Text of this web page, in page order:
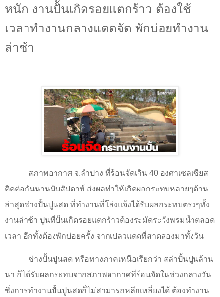
หนัก งานปั้นเกิดรอยแตกร้าว ต้องใช้
เวลาทำงานกลางแดดจัด พักบ่อยทำงาน
ล่าช้า
สภาพอากาศ จ.ลำปาง ที่ร้อนจัดเกิน 40 องศาเซลเซียส
ติดต่อกันนานนับสัปดาห์ ส่งผลทำให้เกิดผลกระทบหลายๆด้าน
ล่าสุดช่างปั้นปูนสด ที่ทำงานที่โล่งแจ้งได้รับผลกระทบตรงๆทั้ง
งานล่าช้า ปูนที่ปั้นเกิดรอยแตกร้าวต้องระมัดระวังพรมน้ำตลอด
เวลา อีกทั้งต้องพักบ่อยครั้ง จากเปลวแดดที่สาดส่องมาทั้งวัน
ช่างปั้นปูนสด หรือทางภาคเหนือเรียกว่า สล่าปั้นปูนล้าน
นา ก็ได้รับผลกระทบจากสภาพอากาศที่ร้อนจัดในช่วงกลางวัน
ซึ่งการทำงานปั้นปูนสดก็ไม่สามารถหลีกเหลี่ยงได้ ต้องทำงาน